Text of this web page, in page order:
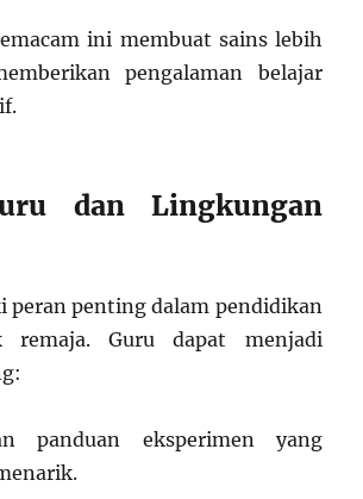
ini membuat sains lebih
pengalaman belajar
dan Lingkungan
peran penting dalam pendidikan
remaja. Guru dapat menjadi
panduan eksperimen yang